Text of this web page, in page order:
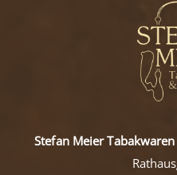
Stefan Meier